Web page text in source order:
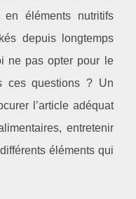
éléments nutritifs
depuis longtemps
ne pas opter pour le
ces questions ? Un
l’article adéquat
entretenir
éléments qui